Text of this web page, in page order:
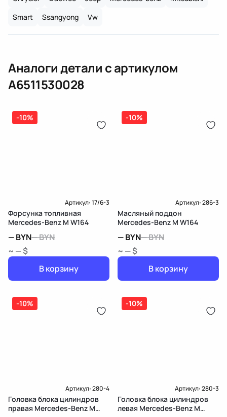
Доставка и Оплата
Smart
Ssangyong Vw
Аналоги детали с артикулом
A6511530028
-10%
Артикул:17/6-3
Форсунка топливная
Mercedes-Benz M W164
—BYN—BYN
~ — $
В корзину
-10%
Артикул:286-3
Масляный поддон
Mercedes-Benz M W164
—BYN—BYN
~ — $
В корзину
-10%
Артикул:280-4
Головка блока цилиндров
правая Mercedes-Benz M
-10%
Артикул:280-3
Головка блока цилиндров
левая Mercedes-Benz M